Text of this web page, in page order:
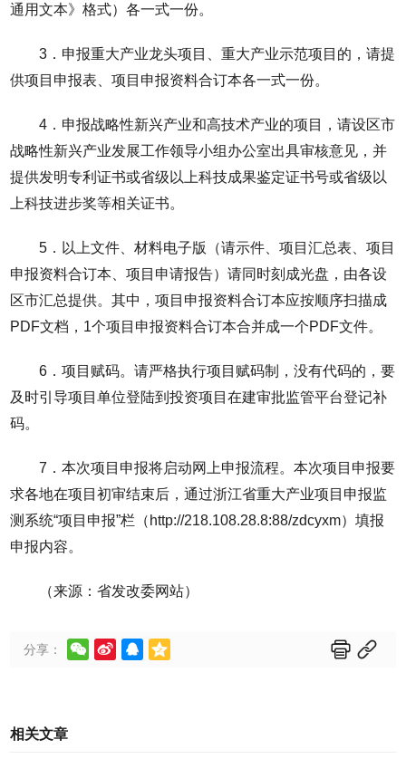
通用文本》格式）各一式一份。
3．申报重大产业龙头项目、重大产业示范项目的，请提
供项目申报表、项目申报资料合订本各一式一份。
4．申报战略性新兴产业和高技术产业的项目，请设区市
战略性新兴产业发展工作领导小组办公室出具审核意见，并
提供发明专利证书或省级以上科技成果鉴定证书号或省级以
上科技进步奖等相关证书。
5．以上文件、材料电子版（请示件、项目汇总表、项目
申报资料合订本、项目申请报告）请同时刻成光盘，由各设
区市汇总提供。其中，项目申报资料合订本应按顺序扫描成
PDF文档，1个项目申报资料合订本合并成一个PDF文件。
6．项目赋码。请严格执行项目赋码制，没有代码的，要
及时引导项目单位登陆到投资项目在建审批监管平台登记补
码。
7．本次项目申报将启动网上申报流程。本次项目申报要
求各地在项目初审结束后，通过浙江省重大产业项目申报监
测系统“项目申报”栏（http://218.108.28.8:88/zdcyxm）填报
申报内容。
（来源：省发改委网站）
分享：      
相关文章